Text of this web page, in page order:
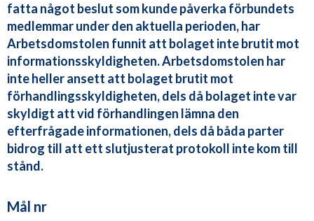
fatta något beslut som kunde påverka förbundets
medlemmar under den aktuella perioden, har
Arbetsdomstolen funnit att bolaget inte brutit mot
informationsskyldigheten. Arbetsdomstolen har
inte heller ansett att bolaget brutit mot
förhandlingsskyldigheten, dels då bolaget inte var
skyldigt att vid förhandlingen lämna den
efterfrågade informationen, dels då båda parter
bidrog till att ett slutjusterat protokoll inte kom till
stånd.
Mål nr